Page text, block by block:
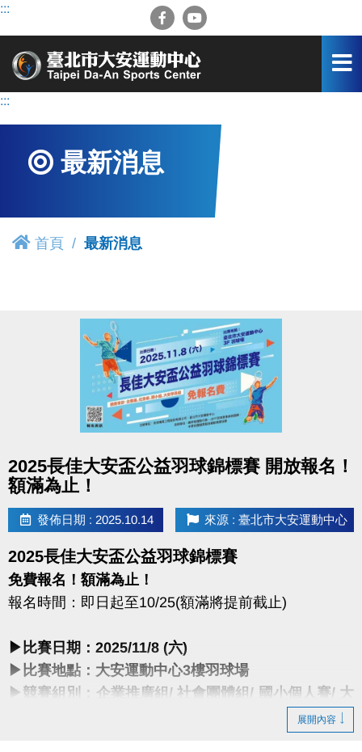
跳
容
:::
:::
最新消息
首頁 最新消息
2025長佳大安盃公益羽球錦標賽 開放報名！
額滿為止！
發佈日期 : 2025.10.14 來源 : 臺北市大安運動中心
2025長佳大安盃公益羽球錦標賽
免費報名！額滿為止！
報名時間：即日起至10/25(額滿將提前截止)
▶比賽日期：2025/11/8 (六)
▶比賽地點：大安運動中心3樓羽球場
▶競賽組別：企業推廣組/ 社會團體組/ 國小個人賽/ 大
★點我線上報名 ＆查看詳細競賽辦法(開啟新視窗)★
展開內容